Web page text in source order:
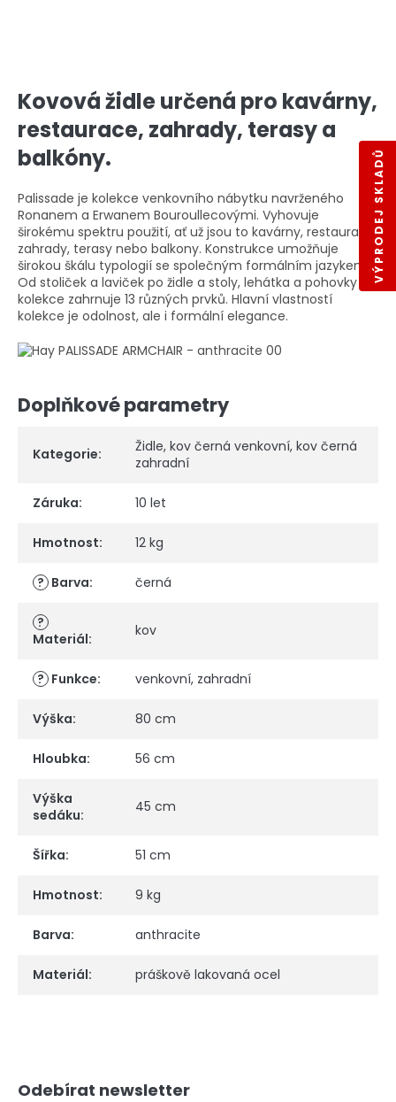
Kovová židle určená pro kavárny,
restaurace, zahrady, terasy a
balkóny.
Palissade je kolekce venkovního nábytku navrženého
Ronanem a Erwanem Bouroullecovými. Vyhovuje
širokému spektru použití, ať už jsou to kavárny, restaurace,
zahrady, terasy nebo balkony. Konstrukce umožňuje
širokou škálu typologií se společným formálním jazykem.
Od stoliček a laviček po židle a stoly, lehátka a pohovky -
kolekce zahrnuje 13 různých prvků. Hlavní vlastností
kolekce je odolnost, ale i formální elegance.
Doplňkové parametry
Kategorie: Židle, kov černá venkovní, kov černá
zahradní
Záruka: 10 let
Hmotnost: 12 kg
? Barva: černá
?
Materiál: kov
? Funkce: venkovní, zahradní
Výška: 80 cm
Hloubka: 56 cm
Výška
sedáku: 45 cm
Šířka: 51 cm
Hmotnost: 9 kg
Barva: anthracite
Materiál: práškově lakovaná ocel
Odebírat newsletter
VÝPRODEJ SKLADŮ